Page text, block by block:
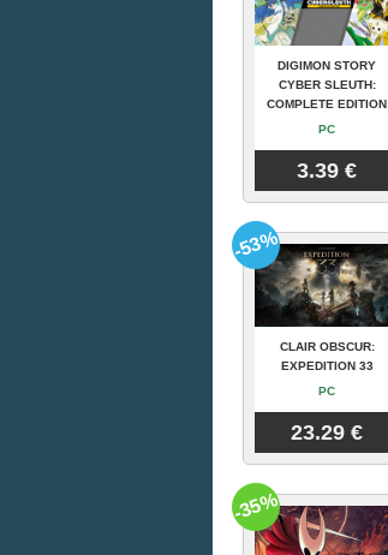
DIGIMON STORY
CYBER SLEUTH:
COMPLETE EDITION
PC
3.39 €
CLAIR OBSCUR:
EXPEDITION 33
PC
23.29 €
-53%
-35%